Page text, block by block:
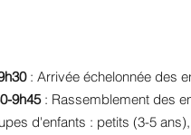
: Arrivée échelonnée des
9h45: Rassemblement des
d'enfants : petits (3-5